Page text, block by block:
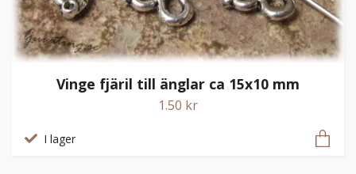
Vinge fjäril till änglar ca 15x10 mm
1.50 kr
I lager